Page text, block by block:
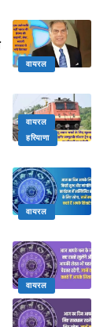
वायरल
वायरल
हरियाणा
वायरल
वायरल